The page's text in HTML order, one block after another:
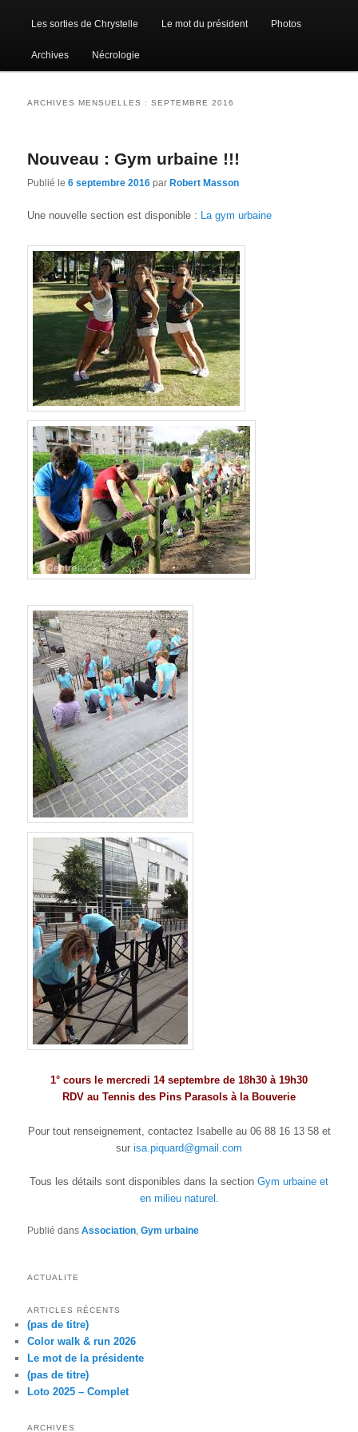
Les sorties de Chrystelle Le mot du président Photos
Archives Nécrologie
ARCHIVES MENSUELLES :SEPTEMBRE 2016
Nouveau : Gym urbaine !!!
Publié le6 septembre 2016 par Robert Masson
Une nouvelle section est disponible : La gym urbaine
1° cours le mercredi 14 septembre de 18h30 à 19h30
RDV au Tennis des Pins Parasols à la Bouverie
Pour tout renseignement, contactez Isabelle au 06 88 16 13 58 et
sur isa.piquard@gmail.com
Tous les détails sont disponibles dans la section Gym urbaine et
en milieu naturel
Publié dans Association ,Gym urbaine
ACTUALITE
ARTICLES RÉCENTS
(pas de titre)
Color walk & run 2026
Le mot de la présidente
(pas de titre)
Loto 2025 – Complet
ARCHIVES